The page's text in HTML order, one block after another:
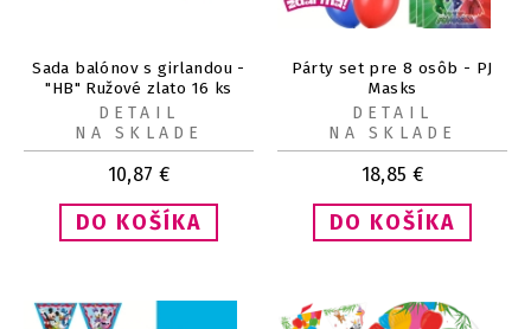
Sada balónov s girlandou -
"HB" Ružové zlato 16 ks
10,87 €
DETAIL
NA SKLADE
Párty set pre 8 osôb - PJ
Masks
18,85 €
DETAIL
NA SKLADE